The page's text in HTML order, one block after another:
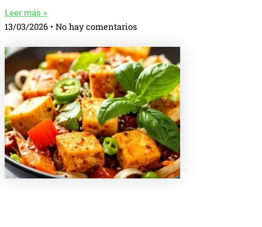
Leer más »
13/03/2026 No hay comentarios